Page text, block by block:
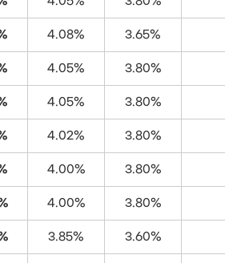
4.08% 3.65%
4.05% 3.80%
4.05% 3.80%
4.02% 3.80%
4.00% 3.80%
4.00% 3.80%
3.85% 3.60%